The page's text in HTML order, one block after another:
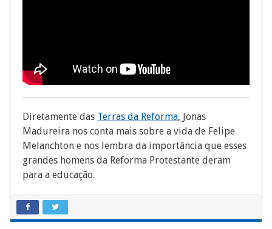
Diretamente das Terras da Reforma, Jonas
Madureira nos conta mais sobre a vida de Felipe
Melanchton e nos lembra da importância que esses
grandes homens da Reforma Protestante deram
para a educação.